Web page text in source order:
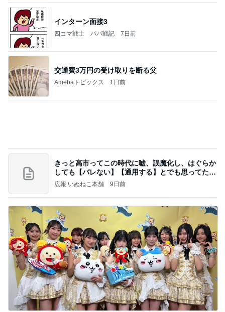
いいねやコメントが凄く嬉しいこと
サンダルウッドの香りに癒されるお風呂
Amebaトピックス 1日前
20260803 鬼郁隊4人衆で中ちゃん釣行 写メ
中ちゃんのブログ 1日前